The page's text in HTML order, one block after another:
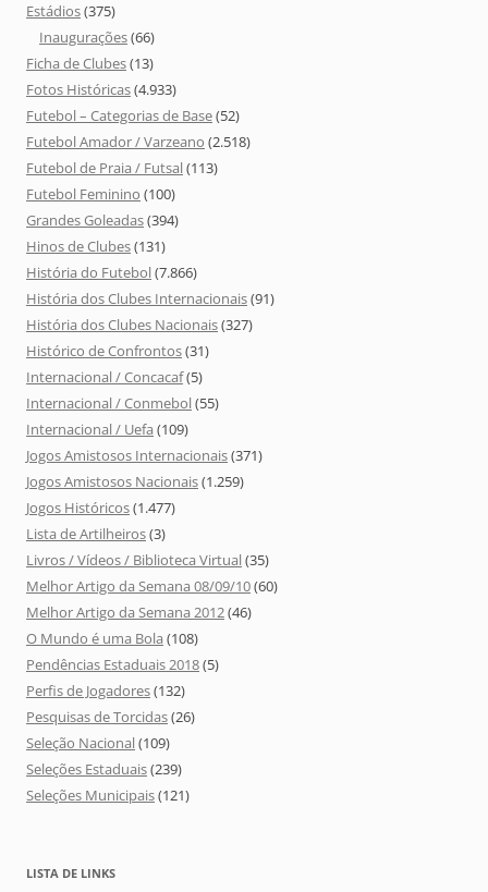
Estádios(375)
Inaugurações(66)
Ficha de Clubes(13)
Fotos Históricas(4.933)
Futebol – Categorias de Base(52)
Futebol Amador / Varzeano (2.518)
Futebol de Praia / Futsal(113)
Futebol Feminino (100)
Grandes Goleadas(394)
Hinos de Clubes(131)
História do Futebol(7.866)
História dos Clubes Internacionais(91)
História dos Clubes Nacionais(327)
Histórico de Confrontos(31)
Internacional / Concacaf(5)
Internacional / Conmebol(55)
Internacional / Uefa (109)
Jogos Amistosos Internacionais(371)
Jogos Amistosos Nacionais(1.259)
Jogos Históricos(1.477)
Lista de Artilheiros(3)
Livros / Vídeos / Biblioteca Virtual(35)
Melhor Artigo da Semana 08/09/10(60)
Melhor Artigo da Semana 2012(46)
O Mundo é uma Bola (108)
Pendências Estaduais 2018(5)
Perfis de Jogadores(132)
Pesquisas de Torcidas(26)
Seleção Nacional(109)
Seleções Estaduais(239)
Seleções Municipais(121)
LISTA DE LINKS